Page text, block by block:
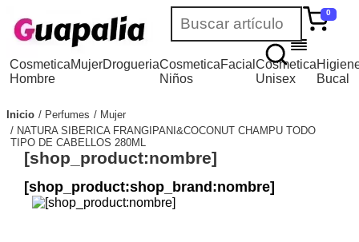
0
Cosmetica
Hombre
MujerDrogueriaCosmetica
Niños
FacialCosmetica
Unisex
Bucal
Inicio Perfumes
Mujer
NATURA SIBERICA FRANGIPANI&COCONUT CHAMPU TODO
TIPO DE CABELLOS 280ML
[shop_product:nombre]
[shop_product:shop_brand:nombre]